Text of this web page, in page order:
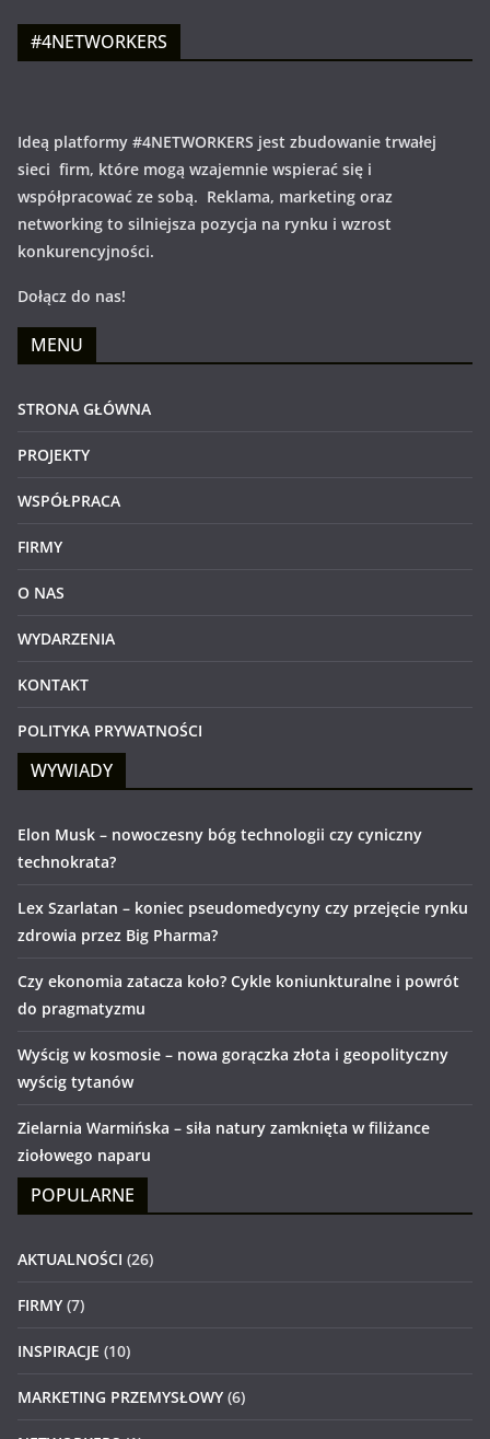
#4NETWORKERS
Ideą platformy #4NETWORKERS jest zbudowanie trwałej
sieci firm, które mogą wzajemnie wspierać się i
współpracować ze sobą. Reklama, marketing oraz
networking to silniejsza pozycja na rynku i wzrost
konkurencyjności.
Dołącz do nas!
MENU
STRONA GŁÓWNA
PROJEKTY
WSPÓŁPRACA
FIRMY
O NAS
WYDARZENIA
KONTAKT
POLITYKA PRYWATNOŚCI
WYWIADY
Elon Musk – nowoczesny bóg technologii czy cyniczny
technokrata?
Lex Szarlatan – koniec pseudomedycyny czy przejęcie rynku
zdrowia przez Big Pharma?
Czy ekonomia zatacza koło? Cykle koniunkturalne i powrót
do pragmatyzmu
Wyścig w kosmosie – nowa gorączka złota i geopolityczny
wyścig tytanów
Zielarnia Warmińska – siła natury zamknięta w filiżance
ziołowego naparu
POPULARNE
AKTUALNOŚCI (26)
FIRMY (7)
INSPIRACJE (10)
MARKETING PRZEMYSŁOWY (6)